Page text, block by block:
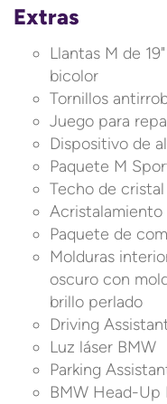
Extras
Llantas M de
bicolor
Tornillos
Juego para
Dispositivo de
Paquete M
Techo de
Paquete de
Molduras
oscuro con
brillo perlado
Driving
Luz láser BMW
Parking
BMW Head-Up